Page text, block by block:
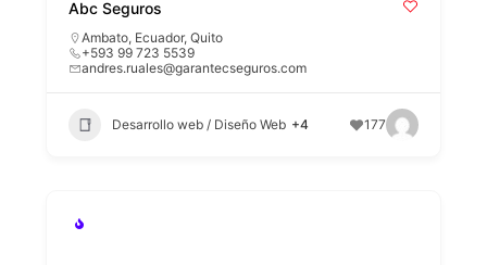
Abc Seguros
Ambato, Ecuador,Quito
+593 99 723 5539
andres.ruales@garantecseguros.com
Desarrollo web / Diseño Web +4 177